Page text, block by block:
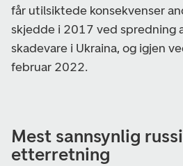
får utilsiktede konsekvenser
skjedde i 2017 ved spredning
skadevare i Ukraina, og igjen
februar 2022.
Mest sannsynlig
etterretning